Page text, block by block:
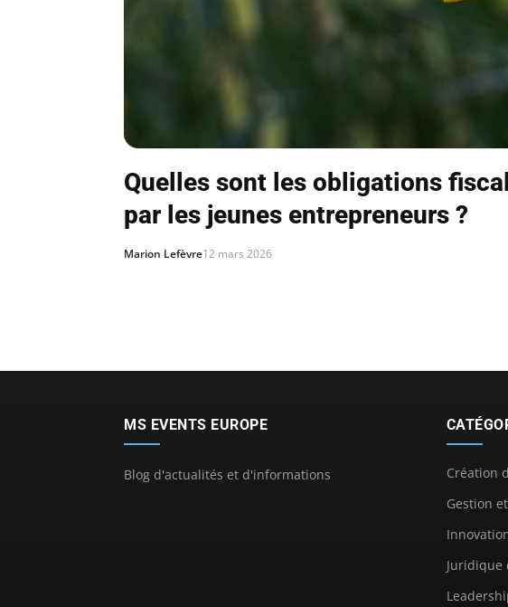
Quelles sont les obligations
par les jeunes entrepreneurs ?
Marion Lefèvre12 mars 2026
MS EVENTS EUROPE
Blog d'actualités et d'informations
Création
Gestion
Juridique